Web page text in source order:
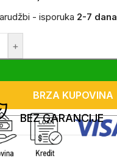
- isporuka 2-7 dana
+
BRZA KUPOVINA
BEZ GARANCIJE